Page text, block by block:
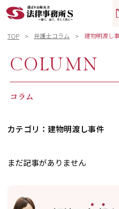
TOP 弁護士コラム 建物明渡し
COLUMN
コラム
カテゴリ：建物明渡し事件
まだ記事がありません